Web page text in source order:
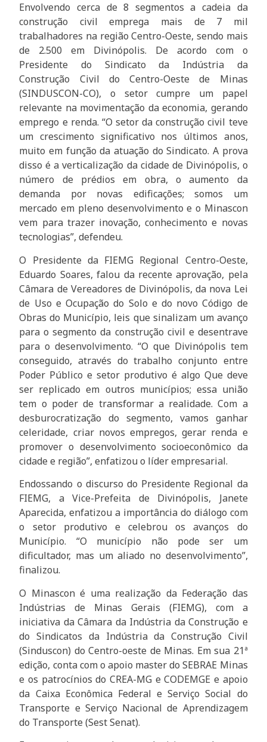
Envolvendo cerca de 8 segmentos a cadeia da
construção civil emprega mais de 7 mil
trabalhadores na região Centro-Oeste, sendo mais
de 2.500 em Divinópolis. De acordo com o
Presidente do Sindicato da Indústria da
Construção Civil do Centro-Oeste de Minas
(SINDUSCON-CO), o setor cumpre um papel
relevante na movimentação da economia, gerando
emprego e renda. “O setor da construção civil teve
um crescimento significativo nos últimos anos,
muito em função da atuação do Sindicato. A prova
disso é a verticalização da cidade de Divinópolis, o
número de prédios em obra, o aumento da
demanda por novas edificações; somos um
mercado em pleno desenvolvimento e o Minascon
vem para trazer inovação, conhecimento e novas
tecnologias”, defendeu.
O Presidente da FIEMG Regional Centro-Oeste,
Eduardo Soares, falou da recente aprovação, pela
Câmara de Vereadores de Divinópolis, da nova Lei
de Uso e Ocupação do Solo e do novo Código de
Obras do Município, leis que sinalizam um avanço
para o segmento da construção civil e desentrave
para o desenvolvimento. “O que Divinópolis tem
conseguido, através do trabalho conjunto entre
Poder Público e setor produtivo é algo Que deve
ser replicado em outros municípios; essa união
tem o poder de transformar a realidade. Com a
desburocratização do segmento, vamos ganhar
celeridade, criar novos empregos, gerar renda e
promover o desenvolvimento socioeconômico da
cidade e região”, enfatizou o líder empresarial.
Endossando o discurso do Presidente Regional da
FIEMG, a Vice-Prefeita de Divinópolis, Janete
Aparecida, enfatizou a importância do diálogo com
o setor produtivo e celebrou os avanços do
Município. “O município não pode ser um
dificultador, mas um aliado no desenvolvimento”,
finalizou.
O Minascon é uma realização da Federação das
Indústrias de Minas Gerais (FIEMG), com a
iniciativa da Câmara da Indústria da Construção e
do Sindicatos da Indústria da Construção Civil
(Sinduscon) do Centro-oeste de Minas. Em sua 21ª
edição, conta com o apoio master do SEBRAE Minas
e os patrocínios do CREA-MG e CODEMGE e apoio
da Caixa Econômica Federal e Serviço Social do
Transporte e Serviço Nacional de Aprendizagem
do Transporte (Sest Senat).